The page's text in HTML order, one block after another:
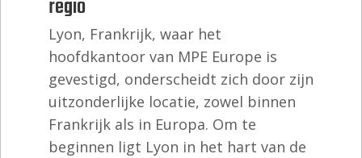
regio
Lyon, Frankrijk, waar het
hoofdkantoor van MPE Europe is
gevestigd, onderscheidt zich door zijn
uitzonderlijke locatie, zowel binnen
Frankrijk als in Europa. Om te
beginnen ligt Lyon in het hart van de